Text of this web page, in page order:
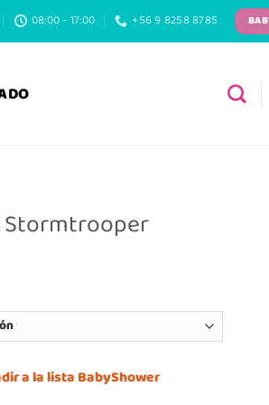
08:00 - 17:00 +56 9 8258 8785
Stormtrooper
a la lista BabyShower